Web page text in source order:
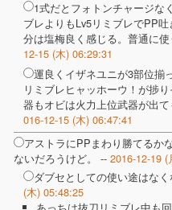
1式だとフォトンチャージな
ブレよりもLv5リミブレでPP
分は塩梅良く感じる。普通に
12-15 (木) 06:29:31
運良くイザネユニが3部位揃
リミブレヒャッホーウ！が捗
器もオビは火力上位武器が出
016-12-15 (木) 06:47:41
アストラにPPまわり勝てるか
ないだろうけど。 -- 2016-12-19
ダブセとしての使い途はな
(木) 05:48:25
あっちは抜刀リミブレ中も